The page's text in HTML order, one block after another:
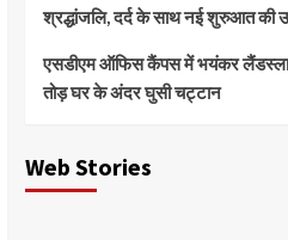
श्रद्धांजलि, दर्द के साथ नई शुरुआत की
एसडीएम ऑफिस कैंपस में भयंकर
तोड़ घर के अंदर घुसी चट्टान
Web Stories